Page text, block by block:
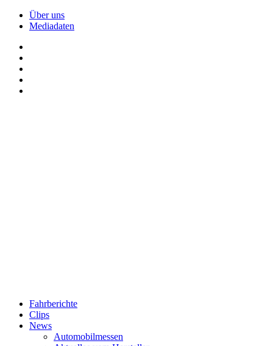
Über uns
Mediadaten
Fahrberichte
Clips
News
Automobilmessen